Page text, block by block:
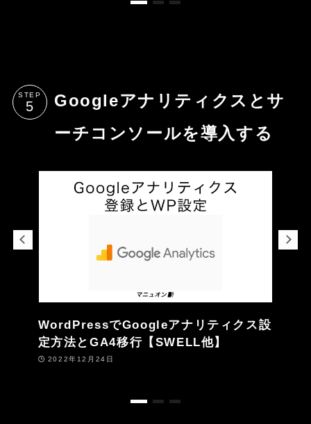
STEP
Googleアナリティクスとサ
ーチコンソールを導入する
WordPressでGoogleアナリティクス設
定方法とGA4移行【SWELL他】
2022年12月24日